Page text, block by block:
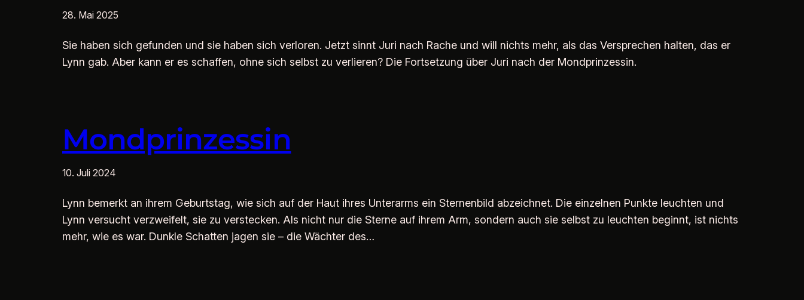
28. Mai 2025
Sie haben sich gefunden und sie haben sich verloren. Jetzt sinnt Juri nach Rache und will nichts mehr, als das Versprechen halten, das er
Lynn gab. Aber kann er es schaffen, ohne sich selbst zu verlieren? Die Fortsetzung über Juri nach der Mondprinzessin.
Mondprinzessin
10. Juli 2024
Lynn bemerkt an ihrem Geburtstag, wie sich auf der Haut ihres Unterarms ein Sternenbild abzeichnet. Die einzelnen Punkte leuchten und
Lynn versucht verzweifelt, sie zu verstecken. Als nicht nur die Sterne auf ihrem Arm, sondern auch sie selbst zu leuchten beginnt, ist nichts
mehr, wie es war. Dunkle Schatten jagen sie – die Wächter des…